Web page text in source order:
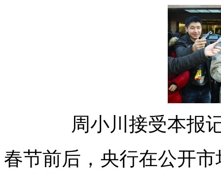
周小川接受本报
春节前后，央行在公开